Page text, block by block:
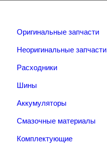
Оригинальные запчасти
Неоригинальные запчасти
Расходники
Шины
Аккумуляторы
Смазочные материалы
Комплектующие